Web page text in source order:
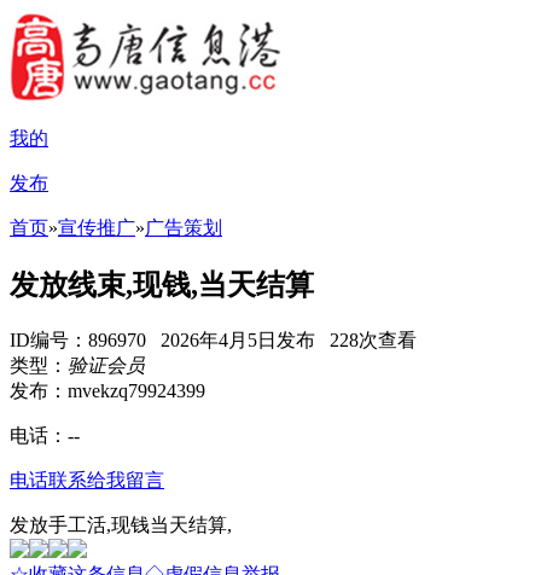
我的
发布
首页»宣传推广»广告策划
发放线束,现钱,当天结算
ID编号：896970 2026年4月5日发布 228次查看
类型： 验证会员
发布：mvekzq79924399
电话： --
电话联系给我留言
发放手工活,现钱当天结算,